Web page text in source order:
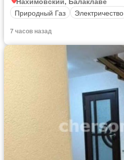
Природный Газ
Электричество
7 часов назад